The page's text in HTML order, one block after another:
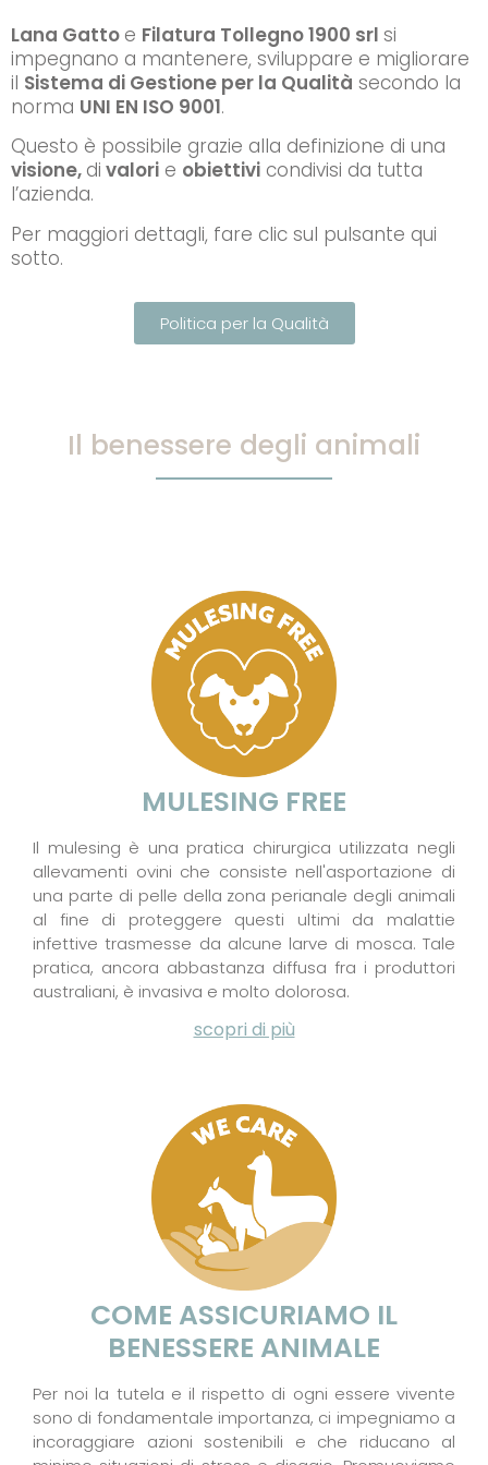
Lana Gatto e Filatura Tollegno 1900 srl si
impegnano a mantenere, sviluppare e migliorare
il Sistema di Gestione per la Qualità secondo la
norma UNI EN ISO 9001.
Questo è possibile grazie alla definizione di una
visione, di valori e obiettivi condivisi da tutta
l’azienda.
Per maggiori dettagli, fare clic sul pulsante qui
sotto.
Politica per la Qualità
Il benessere degli animali
MULESING FREE
Il mulesing è una pratica chirurgica utilizzata negli
allevamenti ovini che consiste nell'asportazione di
una parte di pelle della zona perianale degli animali
al fine di proteggere questi ultimi da malattie
infettive trasmesse da alcune larve di mosca. Tale
pratica, ancora abbastanza diffusa fra i produttori
australiani, è invasiva e molto dolorosa.
scopri di più
COME ASSICURIAMO IL
BENESSERE ANIMALE
Per noi la tutela e il rispetto di ogni essere vivente
sono di fondamentale importanza, ci impegniamo a
incoraggiare azioni sostenibili e che riducano al